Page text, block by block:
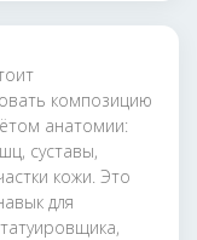
композицию
анатомии:
суставы,
кожи. Это
для